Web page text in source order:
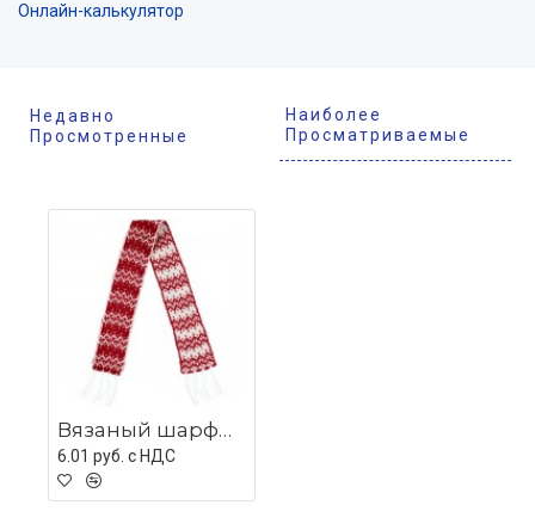
Онлайн-калькулятор
Недавно
Просмотренные
Наиболее
Просматриваемые
Вязаный шарфик Dress Cup ver.2, красный
6.01 руб. c НДС